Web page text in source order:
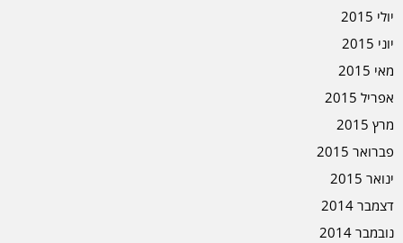
יולי 2015
יוני 2015
מאי 2015
אפריל 2015
מרץ 2015
פברואר 2015
ינואר 2015
דצמבר 2014
נובמבר 2014